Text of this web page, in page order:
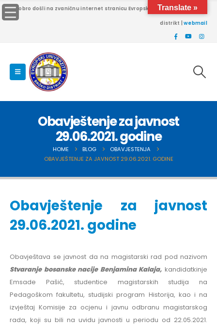
Dobro došli na zvaničnu internet stranicu Evropskog univerziteta Brčko
distrikt |webmail
Obavještenje za javnost
29.06.2021. godine
HOME BLOG
OBAVJESTENJA
OBAVJEŠTENJE ZA JAVNOST 29.06.2021. GODINE
Obavještenje za javnost
29.06.2021. godine
Obavještava se javnost da na magistarski rad pod nazivom
Stvaranje bosanske nacije Benjamina Kalaja, kandidatkinje
Emsade Pašić, studentice magistarskih studija na
Pedagoškom fakultetu, studijski program Historija, kao i na
izvještaj Komisije za ocjenu i javnu odbranu magistarskog
rada, koji su bili na uvidu javnosti u periodu od 22.05.2021.
Translate »